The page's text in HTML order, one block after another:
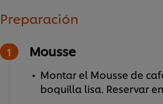
Preparación
Mousse
Montar el Mousse de
boquilla lisa. Reservar